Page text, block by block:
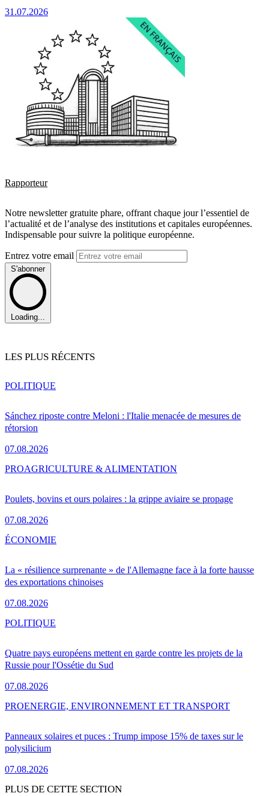
31.07.2026
Rapporteur
Notre newsletter gratuite phare, offrant chaque jour l’essentiel de
l’actualité et de l’analyse des institutions et capitales européennes.
Indispensable pour suivre la politique européenne.
Entrez votre email
S'abonner
Loading...
LES PLUS RÉCENTS
Sánchez riposte contre Meloni : l'Italie menacée de mesures de
rétorsion
07.08.2026
POLITIQUE
Poulets, bovins et ours polaires : la grippe aviaire se propage
07.08.2026
PROAGRICULTURE & ALIMENTATION
La « résilience surprenante » de l'Allemagne face à la forte hausse
des exportations chinoises
07.08.2026
ÉCONOMIE
Quatre pays européens mettent en garde contre les projets de la
Russie pour l'Ossétie du Sud
07.08.2026
POLITIQUE
Panneaux solaires et puces : Trump impose 15% de taxes sur le
polysilicium
07.08.2026
PROENERGIE, ENVIRONNEMENT ET TRANSPORT
PLUS DE CETTE SECTION